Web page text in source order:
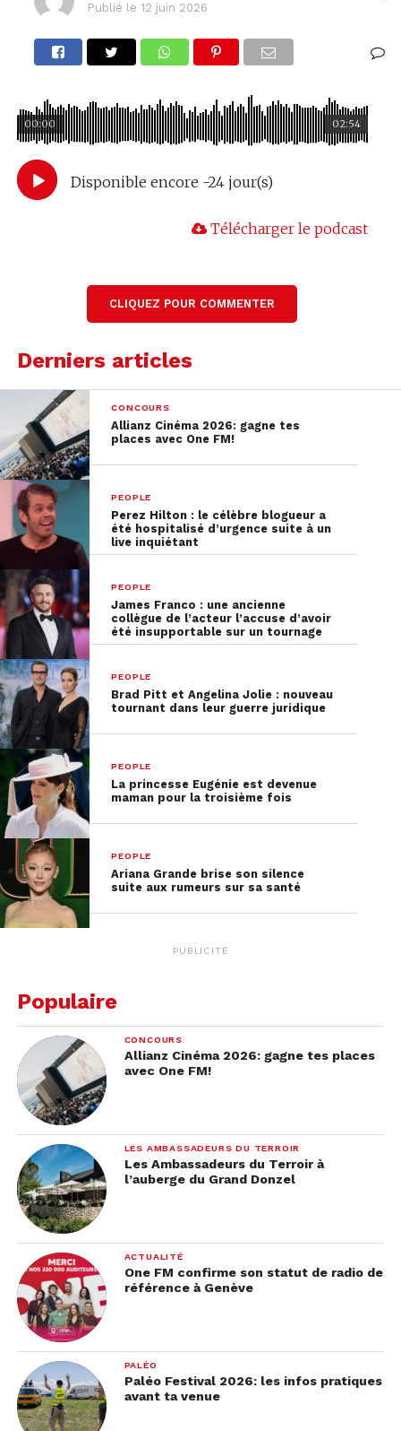
Publié le 12 juin 2026
02:54
00:00
Disponible encore -24 jour(s)
Télécharger le podcast
CLIQUEZ POUR COMMENTER
Derniers articles
CONCOURS
Allianz Cinéma 2026: gagne tes
places avec One FM!
PEOPLE
Perez Hilton : le célèbre blogueur a
été hospitalisé d’urgence suite à un
live inquiétant
PEOPLE
James Franco : une ancienne
collègue de l’acteur l’accuse d’avoir
été insupportable sur un tournage
PEOPLE
Brad Pitt et Angelina Jolie : nouveau
tournant dans leur guerre juridique
PEOPLE
La princesse Eugénie est devenue
maman pour la troisième fois
PEOPLE
Ariana Grande brise son silence
suite aux rumeurs sur sa santé
PUBLICITÉ
Populaire
CONCOURS
Allianz Cinéma 2026: gagne tes places
avec One FM!
LES AMBASSADEURS DU TERROIR
Les Ambassadeurs du Terroir à
l’auberge du Grand Donzel
ACTUALITÉ
One FM confirme son statut de radio de
référence à Genève
PALÉO
Paléo Festival 2026: les infos pratiques
avant ta venue